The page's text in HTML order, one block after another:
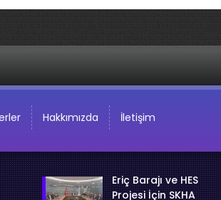
Hakkımızda İletişim
Eriç Barajı ve HES
Projesi İçin SKHA